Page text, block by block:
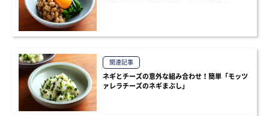
関連記事
ネギとチーズの意外な組み合わせ！簡単「モッツ
ァレラチーズのネギまぶし」